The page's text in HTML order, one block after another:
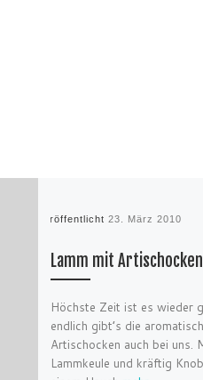
Lamm mit Artischocken
Höchste Zeit ist es wieder
endlich gibt’s die
Artischocken auch bei uns.
Lammkeule und kräftig